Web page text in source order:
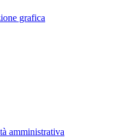
grafica
amministrativa